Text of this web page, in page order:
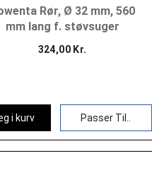
Rør, Ø 32 mm, 560
mm lang f. støvsuger
324,00 Kr.
i kurv Passer Til..